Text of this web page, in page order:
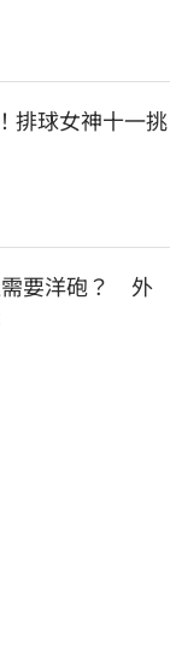
排球女神十一挑
要洋砲？　外